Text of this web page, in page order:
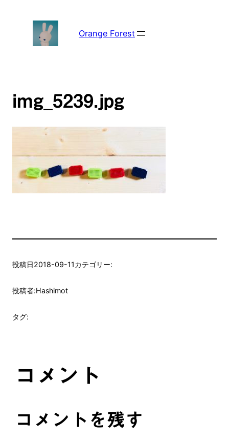
Orange Forest
img_5239.jpg
投稿日2018-09-11カテゴリー:
投稿者:Hashimot
タグ:
コメント
コメントを残す